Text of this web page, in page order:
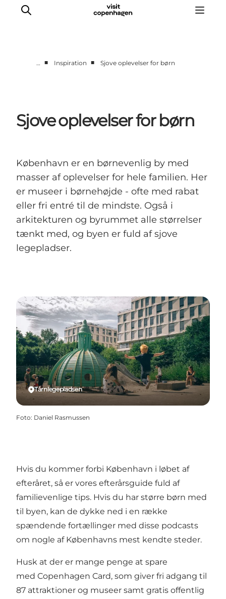
Spis & drik
Områder
CopenPay
Copenhagen Card
… ■ Inspiration ■ Sjove oplevelser for børn
Sjove oplevelser for børn
København er en børnevenlig by med
masser af oplevelser for hele familien. Her
er museer i børnehøjde - ofte med rabat
eller fri entré til de mindste. Også i
arkitekturen og byrummet alle størrelser
tænkt med, og byen er fuld af sjove
legepladser.
Tårnlegepladsen
Foto: Daniel Rasmussen
Hvis du kommer forbi København i løbet af
efteråret, så er vores efterårsguide fuld af
familievenlige tips. Hvis du har større børn med
til byen, kan de dykke ned i en række
spændende fortællinger med disse podcasts
om nogle af Københavns mest kendte steder.
Husk at der er mange penge at spare
med Copenhagen Card, som giver fri adgang til
87 attraktioner og museer samt gratis offentlig